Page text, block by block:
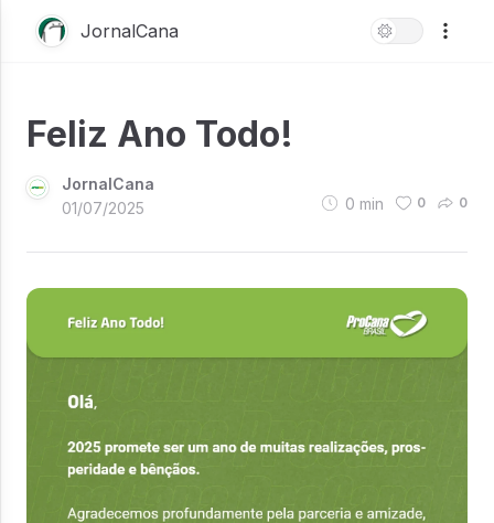
JornalCana
Feliz Ano Todo!
JornalCana
01/07/2025
0 min 0 0